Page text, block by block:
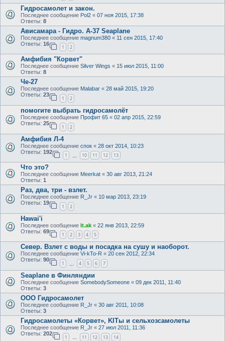
Гидросамолет и закон.
Последнее сообщение Pol2 « 07 ноя 2015, 17:38
Ответы: 8
Ависамара - Гидро. А-37 Seaplane
Последнее сообщение magnum380 « 11 сен 2015, 17:40
Ответы: 16
1 2
Амфибия "Корвет"
Последнее сообщение Silver Wings « 15 июл 2015, 11:00
Ответы: 8
Че-27
Последнее сообщение Malabar « 28 май 2015, 19:20
Ответы: 23
1 2
помогите выбрать гидросамолёт
Последнее сообщение Профит 65 « 02 апр 2015, 22:59
Ответы: 25
1 2
Амфибия Л-4
Последнее сообщение спок « 28 окт 2014, 10:23
Ответы: 192
1 10 11 12 13
Что это?
Последнее сообщение Meerkat « 30 авг 2013, 21:24
Ответы: 1
Раз, два, три - взлет.
Последнее сообщение R_Jr « 10 мар 2013, 23:19
Ответы: 19
1 2
Hawai'i
Последнее сообщение lt.ak « 22 янв 2013, 22:59
Ответы: 69
1 2 3 4 5
Север. Взлет с воды и посадка на сушу и наоборот.
Последнее сообщение Vi-kTo-R « 20 сен 2012, 22:34
Ответы: 90
1 4 5 6 7
Seaplane в Финляндии
Последнее сообщение SomebodySomeone « 09 дек 2011, 11:40
Ответы: 3
ООО Гидросамолет
Последнее сообщение R_Jr « 30 авг 2011, 10:08
Ответы: 3
Гидросамолеты «Корвет», KITы и сельхозсамолеты
Последнее сообщение R_Jr « 27 июл 2011, 11:36
Ответы: 202
1 … 11 12 13 14